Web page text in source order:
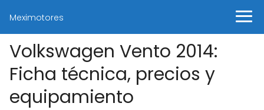
Meximotores
Volkswagen Vento 2014:
Ficha técnica, precios y
equipamiento